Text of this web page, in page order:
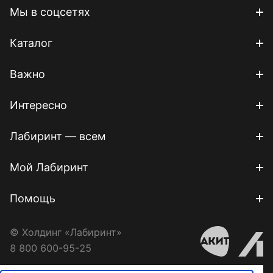
Мы в соцсетях
Каталог
Важно
Интересно
Лабиринт — всем
Мой Лабиринт
Помощь
© Холдинг «Лабиринт»
8 800 600-95-25